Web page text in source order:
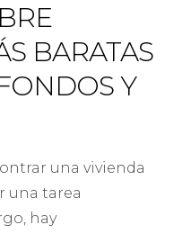
BARATAS
Y
una vivienda
una tarea
hay